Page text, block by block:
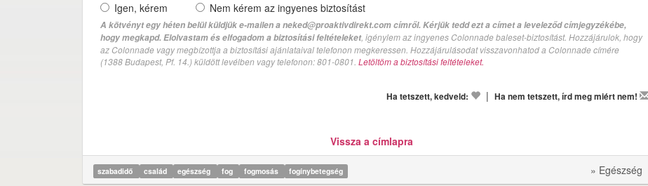
Igen, kérem
Nem kérem az ingyenes biztosítást
A kötvényt egy héten belül küldjük e-mailen a neked@proaktivdirekt.com címről. Kérjük tedd ezt a címet a leveleződ címjegyzékébe,
hogy megkapd. Elolvastam és elfogadom a biztosítási feltételeket, igénylem az ingyenes Colonnade baleset-biztosítást. Hozzájárulok, hogy
az Colonnade vagy megbízottja a biztosítási ajánlataival telefonon megkeressen. Hozzájárulásodat visszavonhatod a Colonnade címére
(1388 Budapest, Pf. 14.) küldött levélben vagy telefonon: 801-0801. Letöltöm a biztosítási feltételeket.
Ha tetszett, kedveld: | Ha nem tetszett, írd meg miért nem!
Vissza a címlapra
szabadidő család egészség fog fogmosás fogínybetegség » Egészség